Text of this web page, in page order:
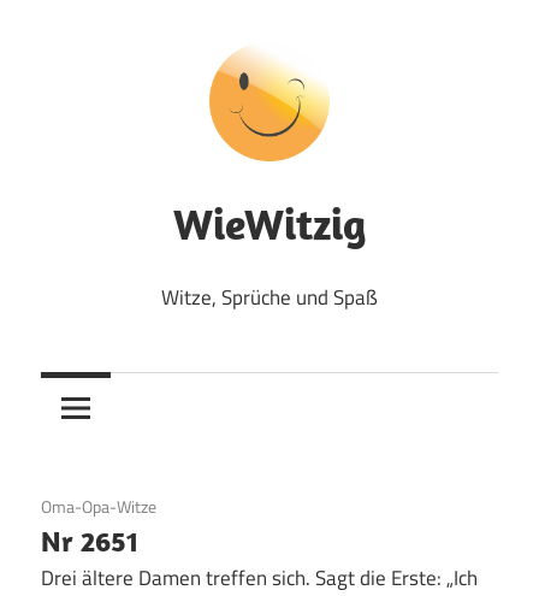
WieWitzig
Witze, Sprüche und Spaß
27. Juli 2017
Oma-Opa-Witze
Nr 2651
Drei ältere Damen treffen sich. Sagt die Erste: „Ich